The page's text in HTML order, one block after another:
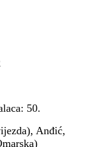
50.
Anđić,